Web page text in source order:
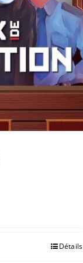
Détails